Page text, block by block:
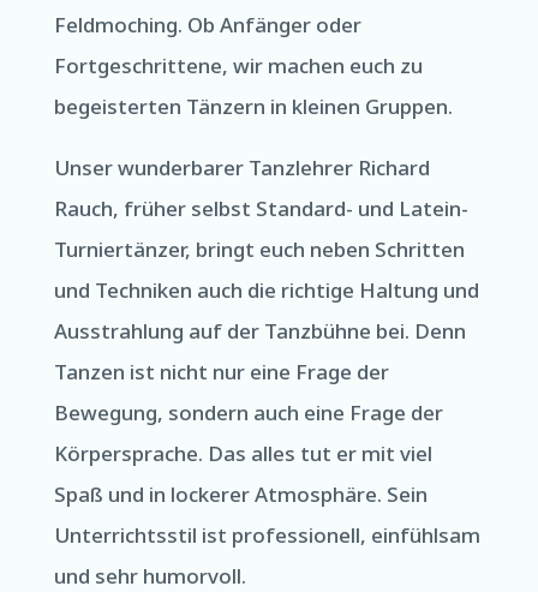
Feldmoching. Ob Anfänger oder
Fortgeschrittene, wir machen euch zu
begeisterten Tänzern in kleinen Gruppen.
Unser wunderbarer Tanzlehrer Richard
Rauch, früher selbst Standard- und Latein-
Turniertänzer, bringt euch neben Schritten
und Techniken auch die richtige Haltung und
Ausstrahlung auf der Tanzbühne bei. Denn
Tanzen ist nicht nur eine Frage der
Bewegung, sondern auch eine Frage der
Körpersprache. Das alles tut er mit viel
Spaß und in lockerer Atmosphäre. Sein
Unterrichtsstil ist professionell, einfühlsam
und sehr humorvoll.